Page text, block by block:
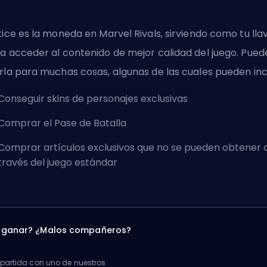
es la moneda en Marvel Rivals, sirviendo como tu
acceder al contenido de mejor calidad del juego.
para muchas cosas, algunas de las cuales pueden
skins de personajes exclusivas
el Pase de Batalla
artículos exclusivos que no se pueden obtener
del juego estándar
¿Malos compañeros?
con uno de nuestros